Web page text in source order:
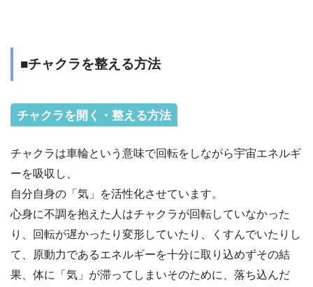
■チャクラを整える方法
チャクラを開く・整える方法
チャクラは車輪という意味で回転をしながら宇宙エネルギ
ーを吸収し、
自分自身の「気」を活性化させています。
心身に不調を抱えた人はチャクラが回転していなかった
り、回転が遅かったり変形していたり、くすんでいたりし
て、原動力であるエネルギーを十分に取り込めずその結
果、体に「気」が滞ってしまいそのために、落ち込んだ